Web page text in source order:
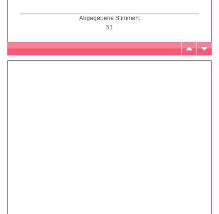
Abgegebene Stimmen:
51